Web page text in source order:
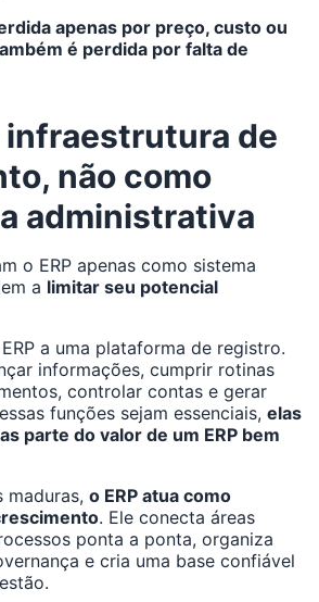
apenas por preço, custo ou
é perdida por falta de
infraestrutura de
não como
administrativa
o ERP apenas como sistema
a limitar seu potencial
a uma plataforma de registro.
informações, cumprir rotinas
controlar contas e gerar
funções sejam essenciais, elas
parte do valor de um ERP bem
maduras, o ERP atua como
. Ele conecta áreas
ponta a ponta, organiza
e cria uma base confiável